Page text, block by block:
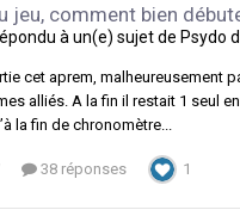
jeu, comment bien
à un(e) sujet de Psydo
cet aprem, malheureusement
alliés. A la fin il restait 1 seul
la fin de chronomètre...
38 réponses 1